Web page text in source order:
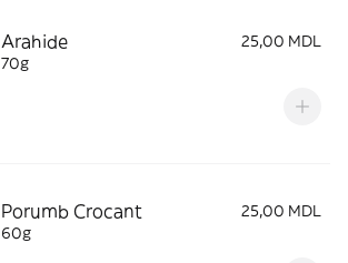
Arahide
25,00 MDL
70g
Porumb Crocant
25,00 MDL
60g